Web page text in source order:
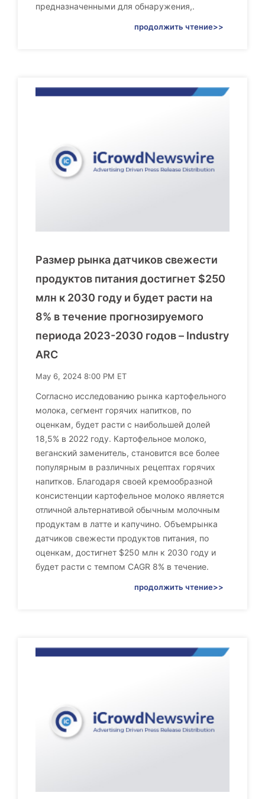
предназначенными для обнаружения,.
продолжить чтение>>
Размер рынка датчиков свежести
продуктов питания достигнет $250
млн к 2030 году и будет расти на
8% в течение прогнозируемого
периода 2023-2030 годов – Industry
ARC
May 6, 2024 8:00 PM ET
Согласно исследованию рынка картофельного
молока, сегмент горячих напитков, по
оценкам, будет расти с наибольшей долей
18,5% в 2022 году. Картофельное молоко,
веганский заменитель, становится все более
популярным в различных рецептах горячих
напитков. Благодаря своей кремообразной
консистенции картофельное молоко является
отличной альтернативой обычным молочным
продуктам в латте и капучино. Объемрынка
датчиков свежести продуктов питания, по
оценкам, достигнет $250 млн к 2030 году и
будет расти с темпом CAGR 8% в течение.
продолжить чтение>>